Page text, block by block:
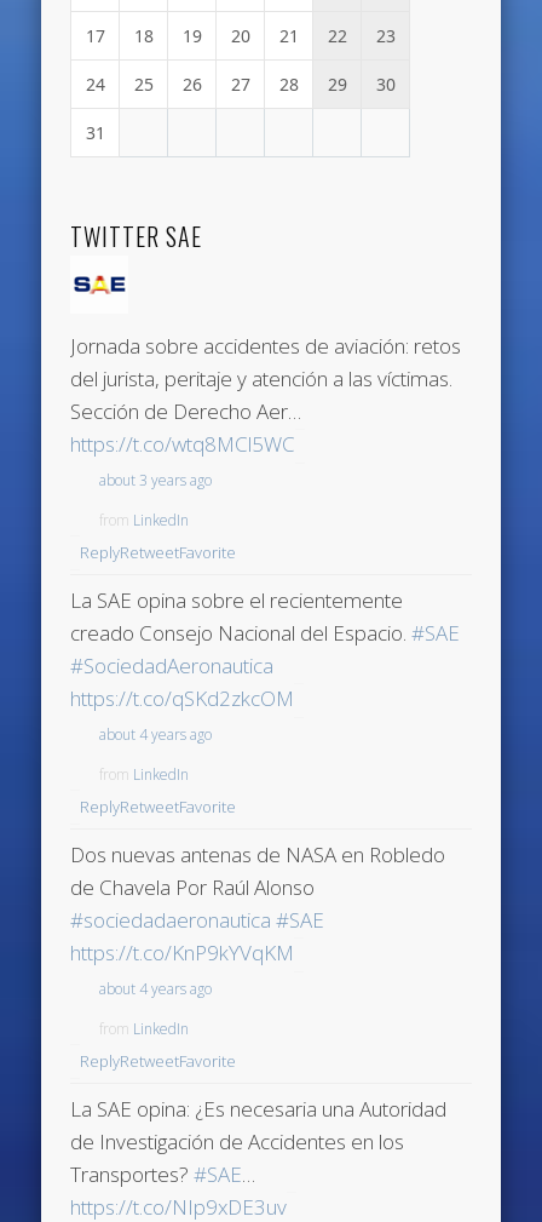
17 18 19 20 21 22 23
24 25 26 27 28 29 30
31
TWITTER SAE
Jornada sobre accidentes de aviación: retos
del jurista, peritaje y atención a las víctimas.
Sección de Derecho Aer…
https://t.co/wtq8MCl5WC
about 3 years ago
from LinkedIn
ReplyRetweetFavorite
La SAE opina sobre el recientemente
creado Consejo Nacional del Espacio.#SAE
#SociedadAeronautica
https://t.co/qSKd2zkcOM
about 4 years ago
from LinkedIn
ReplyRetweetFavorite
Dos nuevas antenas de NASA en Robledo
de Chavela Por Raúl Alonso
#sociedadaeronautica #SAE
https://t.co/KnP9kYVqKM
about 4 years ago
from LinkedIn
ReplyRetweetFavorite
La SAE opina: ¿Es necesaria una Autoridad
de Investigación de Accidentes en los
Transportes?#SAE…
https://t.co/NIp9xDE3uv